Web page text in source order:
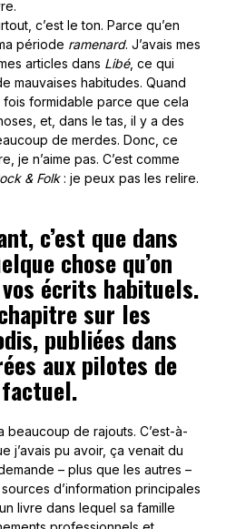
c’est le ton. Parce qu’en
période ramenard. J’avais mes
articles dans Libé, ce qui
mauvaises habitudes. Quand
fois formidable parce que cela
et, dans le tas, il y a des
de merdes. Donc, ce
je n’aime pas. C’est comme
& Folk: je peux pas les relire.
c’est que dans
chose qu’on
écrits habituels.
sur les
publiées dans
aux pilotes de
beaucoup de rajouts. C’est-à-
j’avais pu avoir, ça venait du
– plus que les autres –
d’information principales
livre dans lequel sa famille